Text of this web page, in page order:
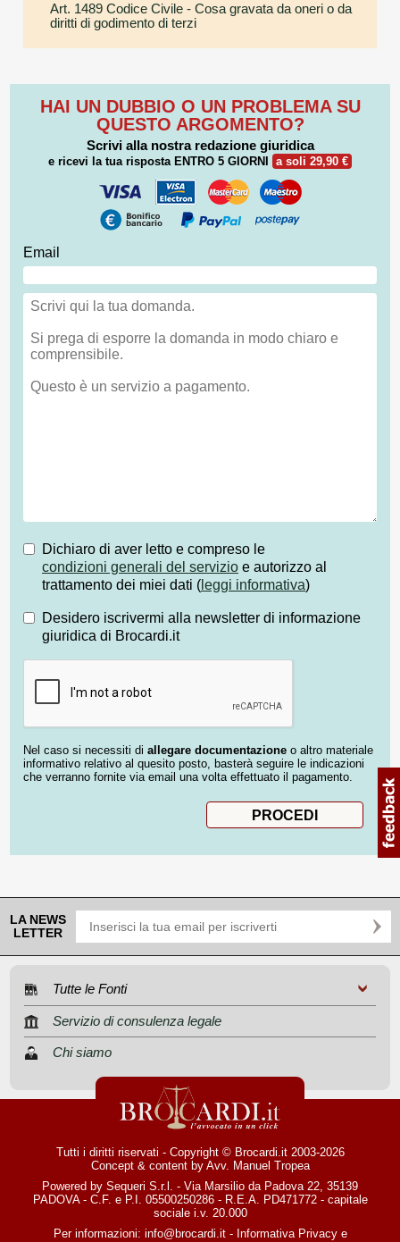
Art. 1489 Codice Civile - Cosa gravata da oneri o da
diritti di godimento di terzi
HAI UN DUBBIO O UN PROBLEMA SU
QUESTO ARGOMENTO?
Scrivi alla nostra redazione giuridica
e ricevi la tua risposta ENTRO 5 GIORNI a soli 29,90 €
Email
Dichiaro di aver letto e compreso le
condizioni generali del servizio e autorizzo al
trattamento dei miei dati ( leggi informativa)
Desidero iscrivermi alla newsletter di informazione
giuridica di Brocardi.it
Nel caso si necessiti di allegare documentazione o altro materiale
informativo relativo al quesito posto, basterà seguire le indicazioni
che verranno fornite via email una volta effettuato il pagamento.
LA NEWS
LETTER
Tutte le Fonti
Servizio di consulenza legale
Chi siamo
Tutti i diritti riservati - Copyright © Brocardi.it 2003-2026
Concept & content by Avv. Manuel Tropea
Powered by Sequeri S.r.l. - Via Marsilio da Padova 22, 35139
PADOVA - C.F. e P.I. 05500250286 - R.E.A. PD471772 - capitale
sociale i.v. 20.000
Per informazioni: info@brocardi.it- Informativa Privacye